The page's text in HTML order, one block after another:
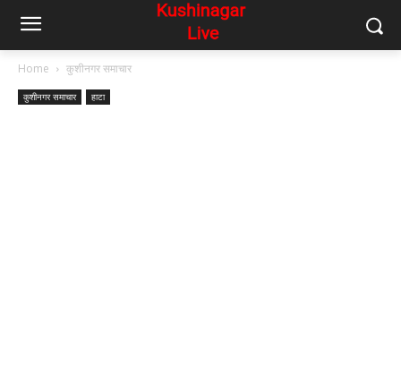
Home कुशीनगर समाचार
कुशीनगर समाचार हाटा